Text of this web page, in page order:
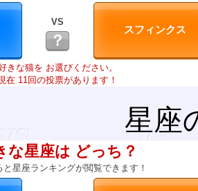
VS
？
きな猫を お選びください。
在 11回の投票があります！
星座
な星座は どっち？
と星座ランキングが閲覧できます！